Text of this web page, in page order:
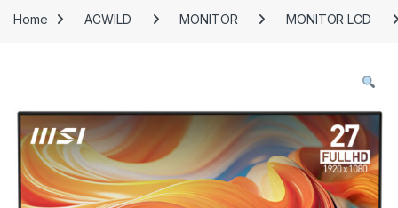
Home ACWILD MONITOR MONITOR LCD